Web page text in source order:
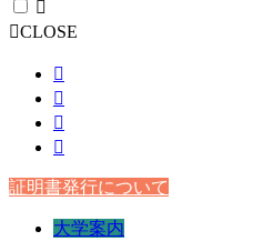
CLOSE
証明書発行について
大学案内